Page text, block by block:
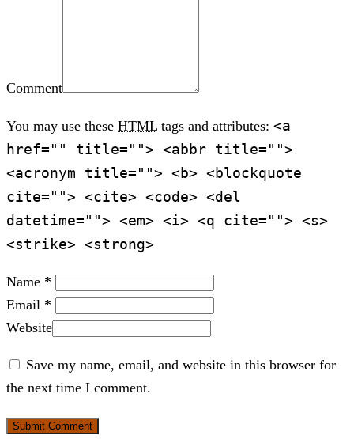
Comment
You may use these HTML tags and attributes: <a
href="" title=""> <abbr title="">
<acronym title=""> <b> <blockquote
cite=""> <cite> <code> <del
datetime=""> <em> <i> <q cite=""> <s>
<strike> <strong>
Name *
Email *
Website
Save my name, email, and website in this browser for
the next time I comment.